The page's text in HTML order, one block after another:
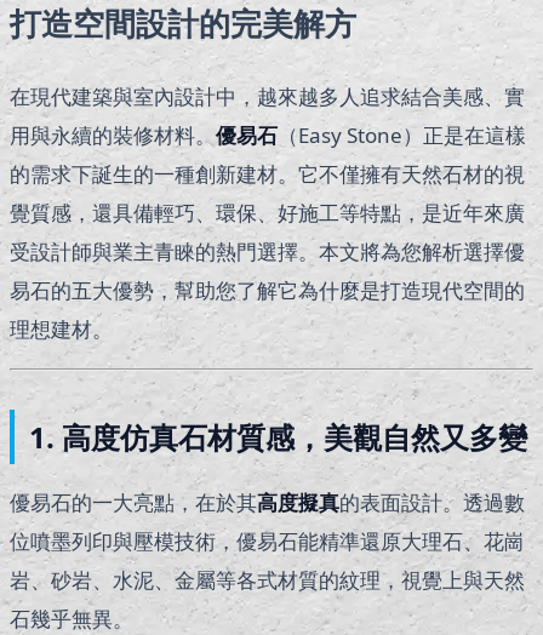
打造空間設計的完美解方
在現代建築與室內設計中，越來越多人追求結合美感、實
用與永續的裝修材料。 優易石 （Easy Stone）正是在這樣
的需求下誕生的一種創新建材。它不僅擁有天然石材的視
覺質感，還具備輕巧、環保、好施工等特點，是近年來廣
受設計師與業主青睞的熱門選擇。本文將為您解析選擇優
易石的五大優勢，幫助您了解它為什麼是打造現代空間的
理想建材。
1. 高度仿真石材質感，美觀自然又多變
優易石的一大亮點，在於其高度擬真的表面設計。透過數
位噴墨列印與壓模技術，優易石能精準還原大理石、花崗
岩、砂岩、水泥、金屬等各式材質的紋理，視覺上與天然
石幾乎無異。